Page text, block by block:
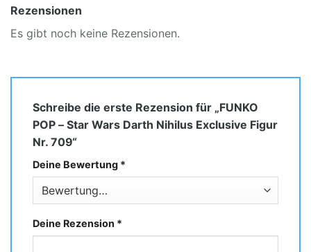
Rezensionen
Es gibt noch keine Rezensionen.
Schreibe die erste Rezension für „FUNKO
POP – Star Wars Darth Nihilus Exclusive Figur
Nr. 709“
Deine Bewertung *
Deine Rezension *